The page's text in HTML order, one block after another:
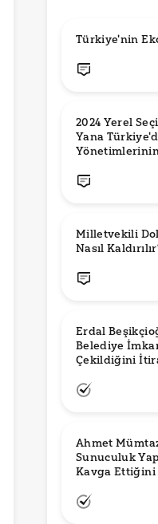
Türkiye'nin
2024 Yerel
Yana
Milletvekili
Nasıl
Erdal
Belediye
Ahmet
Sunuculuk
Kavga Ettiğini